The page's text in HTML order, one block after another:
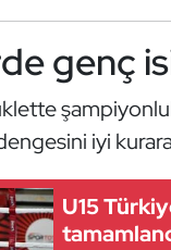
genç
iyi
U15